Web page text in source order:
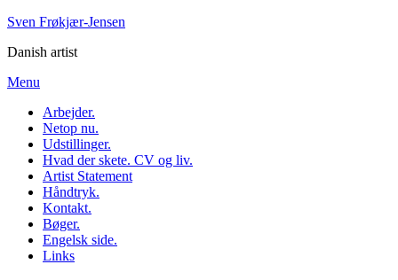
Skip
content
Sven Frøkjær-Jensen
Danish artist
Menu
Arbejder.
Netop nu.
Udstillinger.
Hvad der skete. CV og liv.
Artist Statement
Håndtryk.
Kontakt.
Bøger.
Engelsk side.
Links